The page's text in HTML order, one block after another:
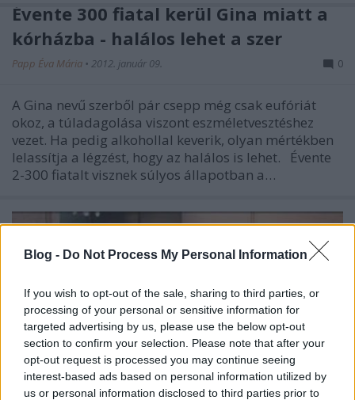
Blog - Do Not Process My Personal Information
If you wish to opt-out of the sale, sharing to third parties, or
processing of your personal or sensitive information for
targeted advertising by us, please use the below opt-out
section to confirm your selection. Please note that after your
opt-out request is processed you may continue seeing
interest-based ads based on personal information utilized by
us or personal information disclosed to third parties prior to
Évente 300 fiatal kerül Gina miatt a
kórházba - halálos lehet a szer
Papp Éva Mária • 2012. január 09. 0
A Gina nevű szerből pár csepp még csak eufóriát
okoz, a túladagolása viszont eszméletvesztéshez
vezet. Ha pedig alkohollal keverik, olyan mértékben
lelassítja a légzést, hogy az halálos is lehet. Évente
2-300 fiatalt visznek súlyos állapotban a…